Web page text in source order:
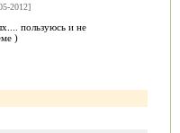
2012]
пользуюсь и не
)